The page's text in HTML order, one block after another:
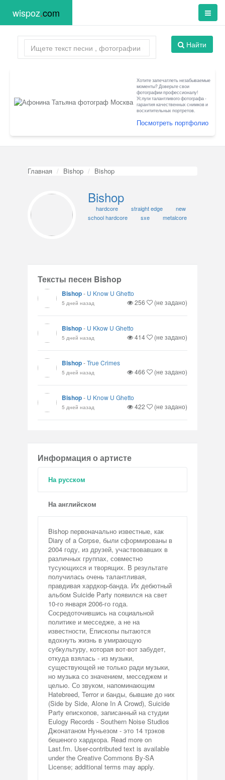
wispoz.com
Найти
Хотите запечатлеть незабываемые
моменты? Доверьте свои
фотографии профессионалу!
Услуги талантливого фотографа -
гарантия качественных снимков и
восхитительных портретов.
Посмотреть портфолио
Главная Bishop Bishop
Bishop
hardcore straight edge
new
school hardcore
sxe metalcore
Тексты песен Bishop
Bishop- U Know U Ghetto
5 дней назад 256 (не задано)
Bishop- U Kkow U Ghetto
5 дней назад 414 (не задано)
Bishop-True Crimes
5 дней назад 466 (не задано)
Bishop- U Know U Ghetto
5 дней назад 422 (не задано)
Информация о артисте
На русском
На английском
Bishop первоначально известные, как
Diary of a Corpse, были сформированы в
2004 году, из друзей, участвовавших в
различных группах, совместно
тусующихся и творящих. В результате
получилась очень талантливая,
правдивая хардкор-банда. Их дебютный
альбом Suicide Party появился на свет
10-го января 2006-го года.
Сосредоточившись на социальной
политике и месседже, а не на
известности, Епископы пытаются
вдохнуть жизнь в умирающую
субкультуру, которая вот-вот забудет,
откуда взялась - из музыки,
существующей не только ради музыки,
но музыка со значением, месседжем и
целью. Со звуком, напоминающим
Hatebreed, Terror и банды, бывшие до них
(Side by Side, Alone In A Crowd), Suicide
Party епископов, записанный на студии
Eulogy Records - Southern Noise Studios
Джонатаном Нуньезом - это 14 трэков
бешеного хардкора. Read more on
Last.fm. User-contributed text is available
under the Creative Commons By-SA
License; additional terms may apply.